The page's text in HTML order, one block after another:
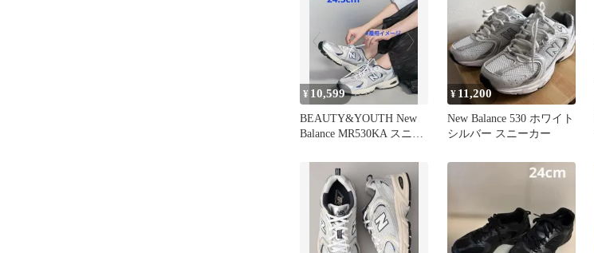
¥ 10,599
BEAUTY&YOUTH New
Balance MR530KA スニー
¥ 11,200
New Balance 530 ホワイト
シルバー スニーカー